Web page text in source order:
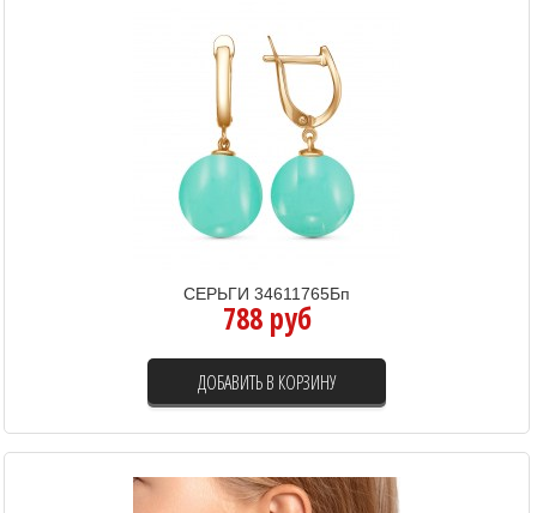
СЕРЬГИ 34611765Бп
788 руб
ДОБАВИТЬ В КОРЗИНУ